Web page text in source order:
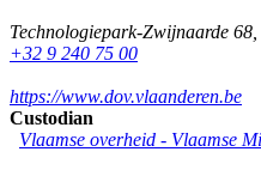
Technologiepark-Zwijnaarde 68
+32 9 240 75 00
https://www.dov.vlaanderen.be
Custodian
Vlaamse overheid - Vlaamse